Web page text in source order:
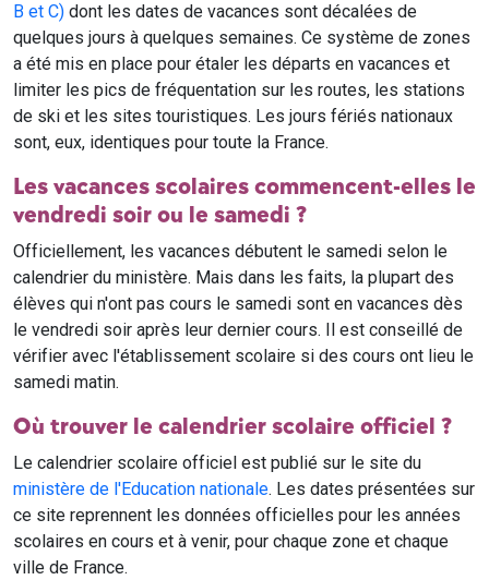
B et C) dont les dates de vacances sont décalées de
quelques jours à quelques semaines. Ce système de zones
a été mis en place pour étaler les départs en vacances et
limiter les pics de fréquentation sur les routes, les stations
de ski et les sites touristiques. Les jours fériés nationaux
sont, eux, identiques pour toute la France.
Les vacances scolaires commencent-elles le
vendredi soir ou le samedi ?
Officiellement, les vacances débutent le samedi selon le
calendrier du ministère. Mais dans les faits, la plupart des
élèves qui n'ont pas cours le samedi sont en vacances dès
le vendredi soir après leur dernier cours. Il est conseillé de
vérifier avec l'établissement scolaire si des cours ont lieu le
samedi matin.
Où trouver le calendrier scolaire officiel ?
Le calendrier scolaire officiel est publié sur le site du
ministère de l'Education nationale. Les dates présentées sur
ce site reprennent les données officielles pour les années
scolaires en cours et à venir, pour chaque zone et chaque
ville de France.